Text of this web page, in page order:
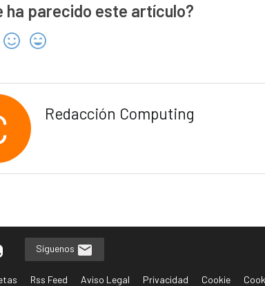
ha parecido este artículo?
Redacción Computing
Síguenos
Rss Feed Aviso Legal Privacidad Cookie